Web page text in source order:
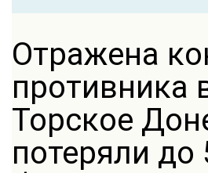
Отражена
противника
Торское
потеряли